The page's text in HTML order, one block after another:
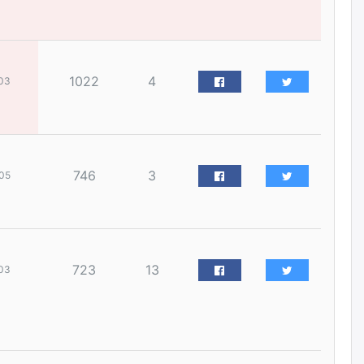
уржигдар
Орон сууц, нийтийн аж ахуй,
авто зам, тохижилт
холбоотой ГОМДОЛ их байгааг
суулгана гэх мэтээр дарамталдаг
1022 4
746 3
723 13